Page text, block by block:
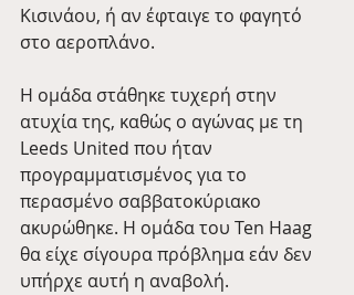
Κισινάου, ή αν έφταιγε το φαγητό
στο αεροπλάνο.
Η ομάδα στάθηκε τυχερή στην
ατυχία της, καθώς ο αγώνας με τη
Leeds United που ήταν
προγραμματισμένος για το
περασμένο σαββατοκύριακο
ακυρώθηκε. Η ομάδα του Ten Haag
θα είχε σίγουρα πρόβλημα εάν δεν
υπήρχε αυτή η αναβολή.